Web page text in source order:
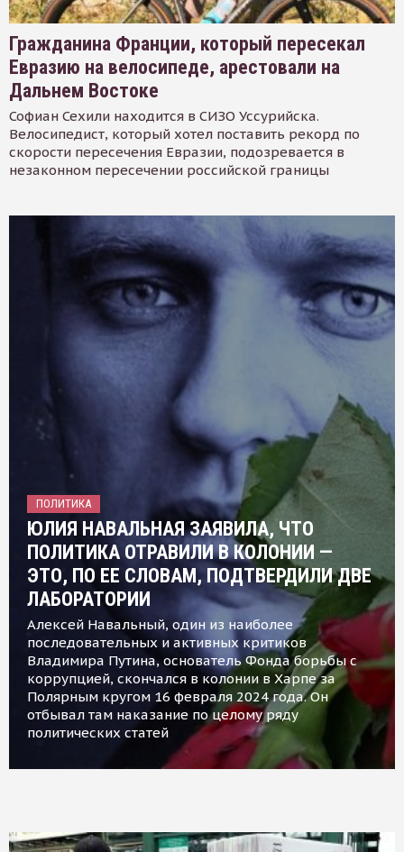
Гражданина Франции, который пересекал
Евразию на велосипеде, арестовали на
Дальнем Востоке
Софиан Сехили находится в СИЗО Уссурийска.
Велосипедист, который хотел поставить рекорд по
скорости пересечения Евразии, подозревается в
незаконном пересечении российской границы
ПОЛИТИКА
ЮЛИЯ НАВАЛЬНАЯ ЗАЯВИЛА, ЧТО
ПОЛИТИКА ОТРАВИЛИ В КОЛОНИИ —
ЭТО, ПО ЕЕ СЛОВАМ, ПОДТВЕРДИЛИ ДВЕ
ЛАБОРАТОРИИ
Алексей Навальный, один из наиболее
последовательных и активных критиков
Владимира Путина, основатель Фонда борьбы с
коррупцией, скончался в колонии в Харпе за
Полярным кругом 16 февраля 2024 года. Он
отбывал там наказание по целому ряду
политических статей